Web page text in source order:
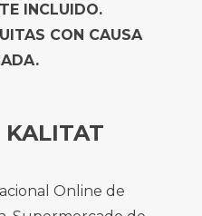
INCLUIDO.
CON CAUSA
KALITAT
Online de